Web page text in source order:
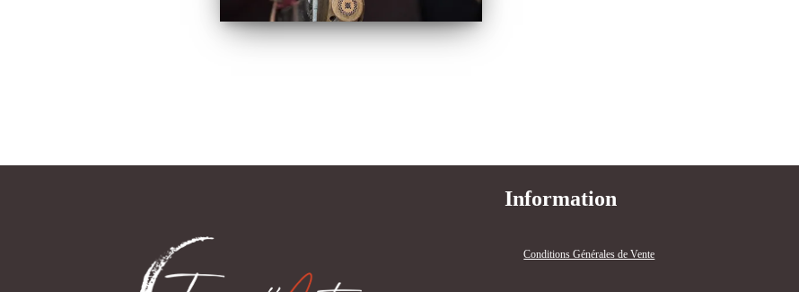
Information
Conditions Générales de Vente